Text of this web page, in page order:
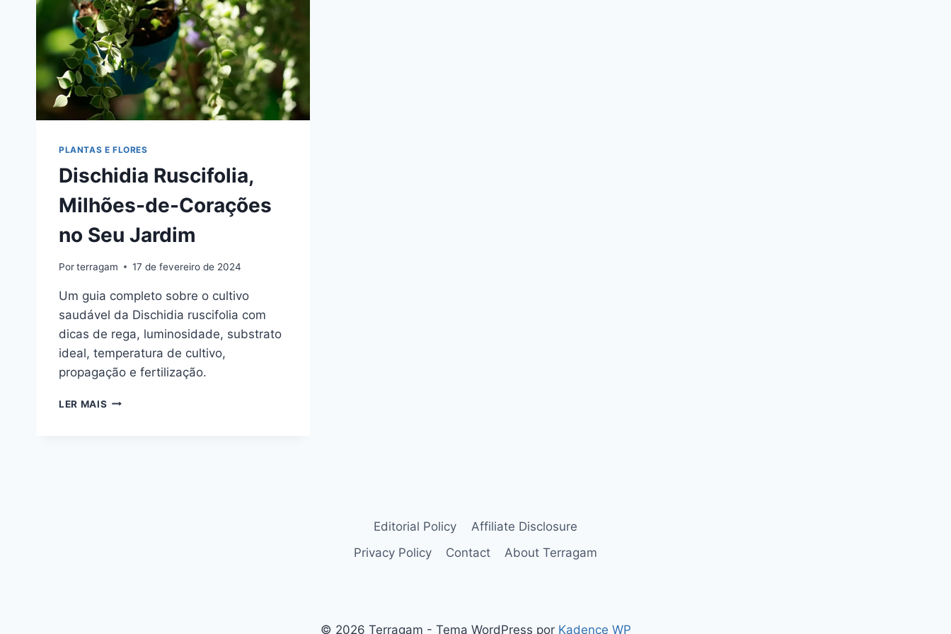
PLANTAS E FLORES
Dischidia Ruscifolia,
Milhões-de-Corações
no Seu Jardim
Porterragam 17 de fevereiro de 2024
Um guia completo sobre o cultivo
saudável da Dischidia ruscifolia com
dicas de rega, luminosidade, substrato
ideal, temperatura de cultivo,
propagação e fertilização.
LER MAIS DISCHIDIA
Editorial Policy
Affiliate Disclosure
Privacy Policy
Contact About Terragam
© 2026 Terragam - Tema WordPress por Kadence WP